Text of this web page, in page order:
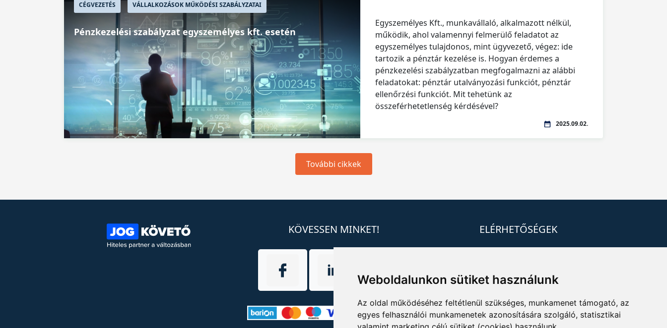
Weboldalunkon sütiket használunk
Az oldal működéséhez feltétlenül szükséges, munkamenet támogató, az
egyes felhasználói munkamenetek azonosítására szolgáló, statisztikai
CÉGVEZETÉS VÁLLALKOZÁSOK MŰKÖDÉSI SZABÁLYZATAI
Pénzkezelési szabályzat egyszemélyes kft. esetén
Egyszemélyes Kft., munkavállaló, alkalmazott nélkül,
működik, ahol valamennyi felmerülő feladatot az
egyszemélyes tulajdonos, mint ügyvezető, végez: ide
tartozik a pénztár kezelése is. Hogyan érdemes a
pénzkezelési szabályzatban megfogalmazni az alábbi
feladatokat: pénztár utalványozási funkciót, pénztár
ellenőrzési funkciót. Mit tehetünk az
összeférhetetlenség kérdésével?
2025.09.02.
További cikkek
KÖVESSEN MINKET! ELÉRHETŐSÉGEK
info@mprx.hu